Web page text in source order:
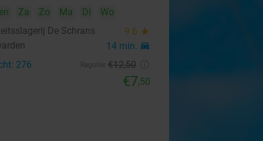
Za Zo Ma Di
Wo
De Schrans
9.6 star
14 min. directions_car
276 €12,50
€7,50